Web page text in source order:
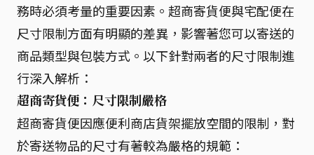
務時必須考量的重要因素。超商寄貨便與宅配便在
尺寸限制方面有明顯的差異，影響著您可以寄送的
商品類型與包裝方式。以下針對兩者的尺寸限制進
行深入解析：
超商寄貨便：尺寸限制嚴格
超商寄貨便因應便利商店貨架擺放空間的限制，對
於寄送物品的尺寸有著較為嚴格的規範：